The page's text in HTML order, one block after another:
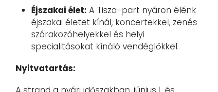
Éjszakai élet: A Tisza-part nyáron élénk
éjszakai életet kínál, koncertekkel, zenés
szórakozóhelyekkel és helyi
specialitásokat kínáló vendéglőkkel.
Nyitvatartás: